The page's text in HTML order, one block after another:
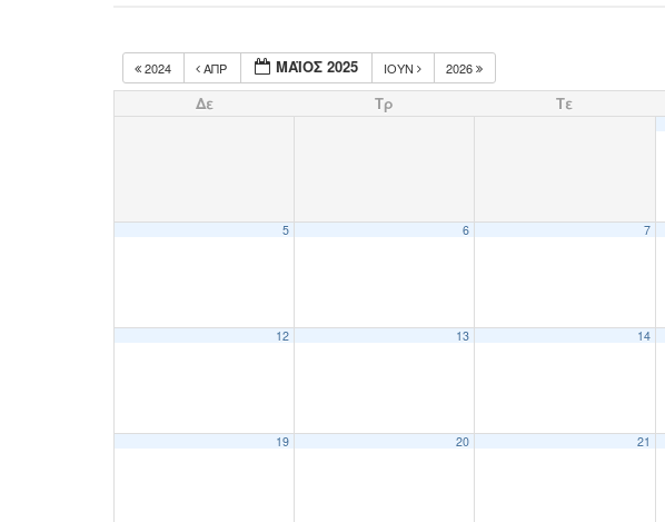
2024 ΑΠΡ ΜΆΙΟΣ 2025 ΙΟΎΝ 2026
Δε Τρ Τε
5 6 7
12 13 14
19 20 21